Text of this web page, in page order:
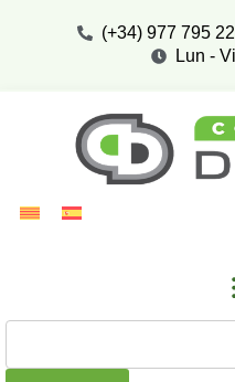
(+34) 977 795
Lun -